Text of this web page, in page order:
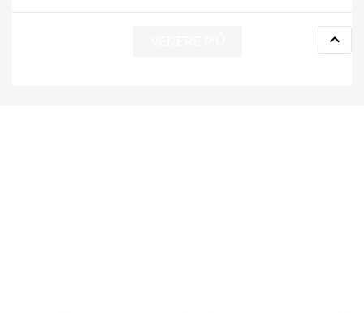
